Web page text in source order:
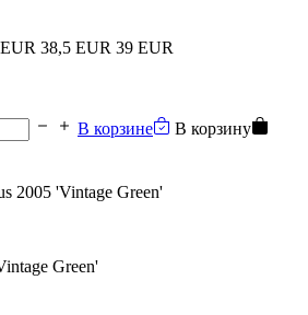
38,5 EUR 39 EUR
В корзине
В корзину
Green'